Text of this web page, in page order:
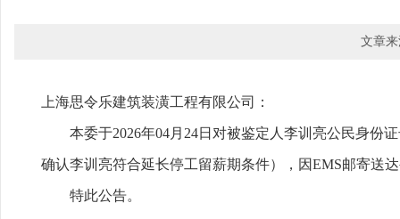
文章
上海思令乐建筑装潢工程有限公司：
本委于2026年04月24日对被鉴定人李训亮公民身份
确认李训亮符合延长停工留薪期条件），因EMS邮寄送
特此公告。